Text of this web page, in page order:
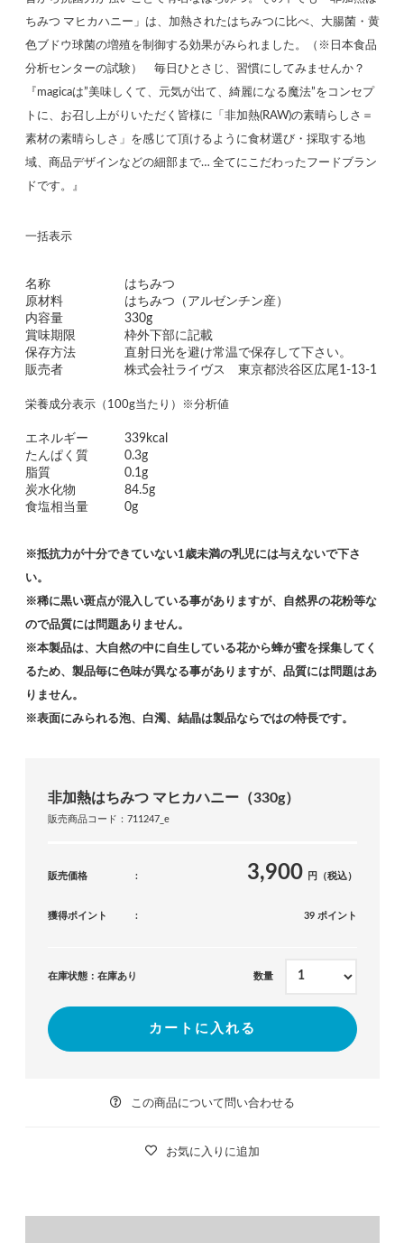
ちみつ マヒカハニー」は、加熱されたはちみつに比べ、大腸菌・黄
色ブドウ球菌の増殖を制御する効果がみられました。（※日本食品
分析センターの試験） 毎日ひとさじ、習慣にしてみませんか？
『magicaは”美味しくて、元気が出て、綺麗になる魔法”をコンセプ
トに、お召し上がりいただく皆様に「非加熱(RAW)の素晴らしさ＝
素材の素晴らしさ」を感じて頂けるように食材選び・採取する地
域、商品デザインなどの細部まで… 全てにこだわったフードブラン
ドです。』
一括表示
名称
はちみつ
原材料
はちみつ（アルゼンチン産）
内容量
330g
賞味期限
枠外下部に記載
保存方法
直射日光を避け常温で保存して下さい。
販売者
株式会社ライヴス 東京都渋谷区広尾1-13-1
栄養成分表示（100g当たり）※分析値
エネルギー
339kcal
たんぱく質
0.3g
脂質
0.1g
炭水化物
84.5g
食塩相当量
0g
※抵抗力が十分できていない1歳未満の乳児には与えないで下さ
い。
※稀に黒い斑点が混入している事がありますが、自然界の花粉等な
ので品質には問題ありません。
※本製品は、大自然の中に自生している花から蜂が蜜を採集してく
るため、製品毎に色味が異なる事がありますが、品質には問題はあ
りません。
※表面にみられる泡、白濁、結晶は製品ならではの特長です。
非加熱はちみつ マヒカハニー（330g）
販売商品コード：711247_e
販売価格 3,900 円（税込）
獲得ポイント 39 ポイント
在庫状態：在庫あり 数量
カートに入れる
この商品について問い合わせる
お気に入りに追加